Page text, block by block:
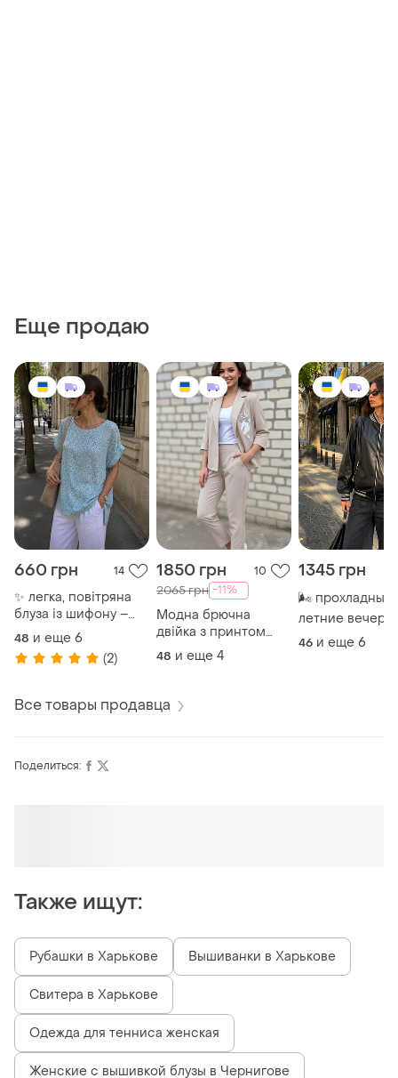
Еще продаю
660 грн 14
✨ легка, повітряна
блуза із шифону –
твій ідеальний вибір
на кожен день!
48 и еще 6
(2)
1850 грн 10
2065 грн -11%
Модна брючна
двійка з принтом
виглядає легко,
стильно та жіночно
підкладки —
ідеальний варіант на
48 и еще 4
1345 грн
🌬 прохладные
летние
повод
от стильных
46 и еще 6
Все товары продавца
Поделиться:
Также ищут:
Рубашки в Харькове Вышиванки в Харькове
Свитера в Харькове
Одежда для тенниса женская
Женские с вышивкой блузы в Чернигове